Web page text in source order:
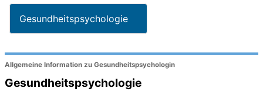
Gesundheitspsychologie
Allgemeine Information zu Gesundheitspsychologin
Gesundheitspsychologie